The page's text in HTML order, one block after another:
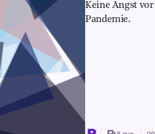
Keine Angst
Pandemie.